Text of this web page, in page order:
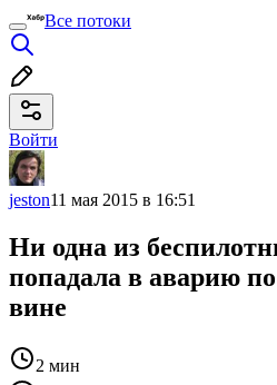
Все потоки
Войти
jeston11 мая 2015 в 16:51
Ни одна из
попадала в аварию
вине
2 мин